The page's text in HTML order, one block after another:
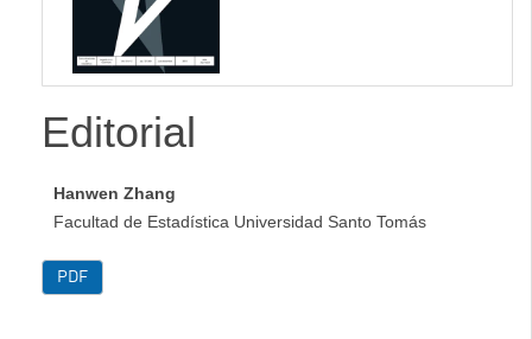
Editorial
Hanwen Zhang
Facultad de Estadística Universidad Santo Tomás
PDF